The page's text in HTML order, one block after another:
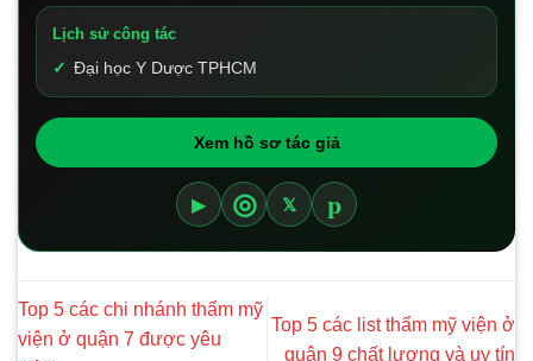
Lịch sử công tác
Đại học Y Dược TPHCM
Xem hồ sơ tác giả
▶ ◎ 𝕏 p
Top 5 các chi nhánh thẩm mỹ
viện ở quận 7 được yêu
Top 5 các list thẩm mỹ viện ở
quận 9 chất lượng và uy tín